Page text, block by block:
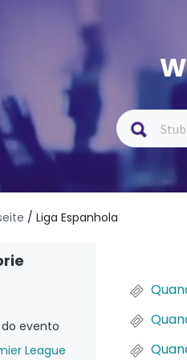
/ Liga Espanhola
evento
League